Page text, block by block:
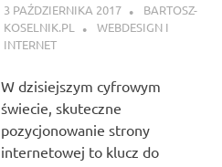
3 PAŹDZIERNIKA 2017
BARTOSZ-
KOSELNIK.PL
WEBDESIGN I
INTERNET
W dzisiejszym cyfrowym
świecie, skuteczne
pozycjonowanie strony
internetowej to klucz do